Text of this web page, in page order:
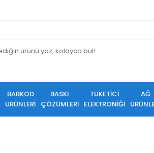
BARKOD
ÜRÜNLERİ
BASKI
ÇÖZÜMLERİ
TÜKETİCİ
ELEKTRONİĞİ
AĞ